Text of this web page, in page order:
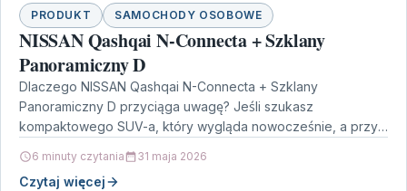
PRODUKT SAMOCHODY OSOBOWE
NISSAN Qashqai N-Connecta + Szklany
Panoramiczny D
Dlaczego NISSAN Qashqai N-Connecta + Szklany
Panoramiczny D przyciąga uwagę? Jeśli szukasz
kompaktowego SUV-a, który wygląda nowocześnie, a przy
6 minuty czytania 31 maja 2026
Czytaj więcej